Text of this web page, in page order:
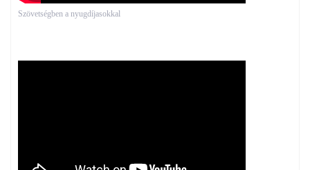
Szövetségben a nyugdíjasokkal